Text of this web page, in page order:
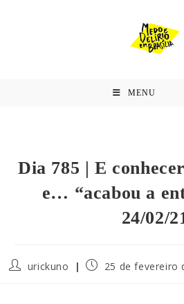
MENU
Dia 785 | E
e… “acabou a
24/02/
urickuno 25 de fevereiro